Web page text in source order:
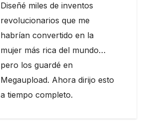
Diseñé miles de inventos
revolucionarios que me
habrían convertido en la
mujer más rica del mundo…
pero los guardé en
Megaupload. Ahora dirijo esto
a tiempo completo.